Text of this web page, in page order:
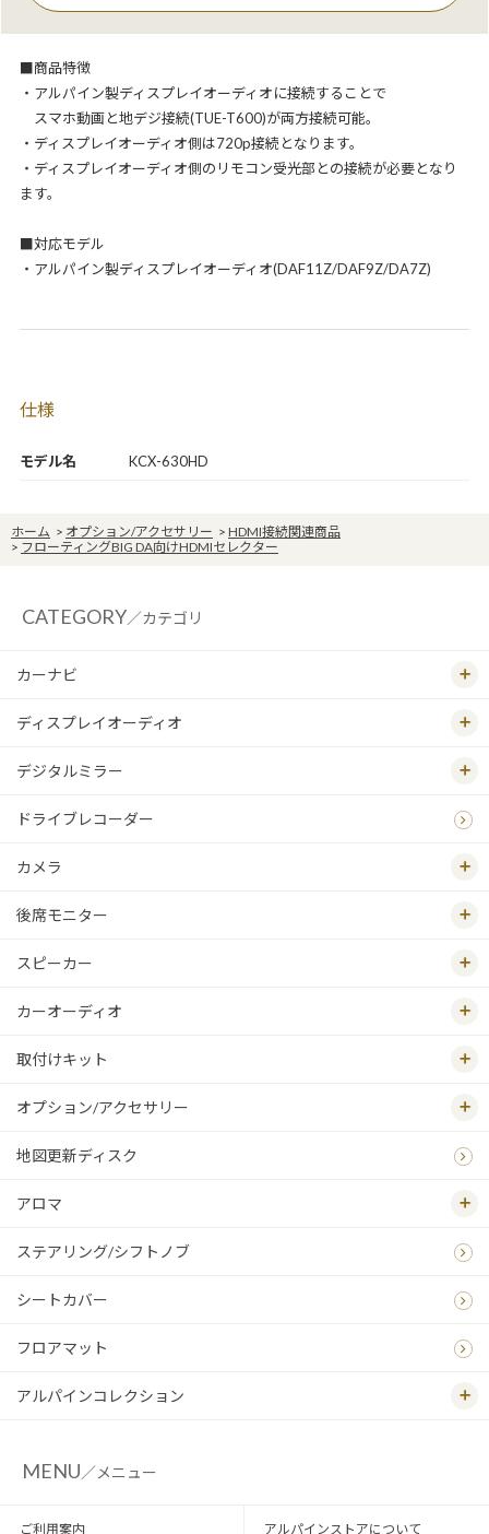
モデル名 KCX-630HD
■商品特徴
・アルパイン製ディスプレイオーディオに接続することで
スマホ動画と地デジ接続(TUE-T600)が両方接続可能。
・ディスプレイオーディオ側は720p接続となります。
・ディスプレイオーディオ側のリモコン受光部との接続が必要となり
ます。
■対応モデル
・アルパイン製ディスプレイオーディオ(DAF11Z/DAF9Z/DA7Z)
仕様
ホーム > オプション/アクセサリー > HDMI接続関連商品
> フローティングBIG DA向けHDMIセレクター
CATEGORY／カテゴリ
カーナビ
ディスプレイオーディオ
デジタルミラー
ドライブレコーダー
カメラ
後席モニター
スピーカー
カーオーディオ
取付けキット
オプション/アクセサリー
地図更新ディスク
アロマ
ステアリング/シフトノブ
シートカバー
フロアマット
アルパインコレクション
MENU／メニュー
ご利用案内 アルパインストアについて